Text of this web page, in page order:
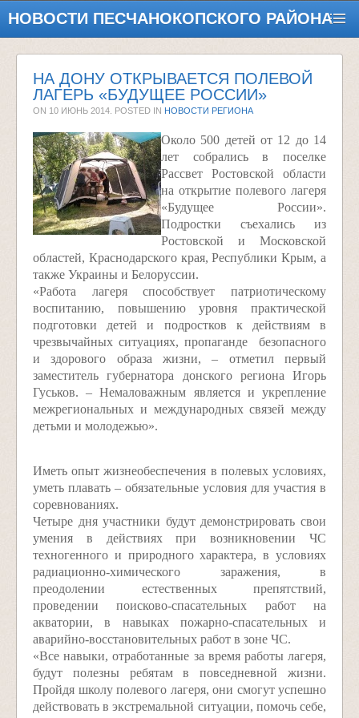
НОВОСТИ ПЕСЧАНОКОПСКОГО РАЙОНА
НА ДОНУ ОТКРЫВАЕТСЯ ПОЛЕВОЙ
ЛАГЕРЬ «БУДУЩЕЕ РОССИИ»
ON 10 ИЮНЬ 2014 . POSTED IN НОВОСТИ РЕГИОНА
Около 500 детей от 12 до 14
лет собрались в поселке
Рассвет Ростовской области
на открытие полевого лагеря
«Будущее России».
Подростки съехались из
Ростовской и Московской
областей, Краснодарского края, Республики Крым, а
также Украины и Белоруссии.
«Работа лагеря способствует патриотическому
воспитанию, повышению уровня практической
подготовки детей и подростков к действиям в
чрезвычайных ситуациях, пропаганде безопасного
и здорового образа жизни, – отметил первый
заместитель губернатора донского региона Игорь
Гуськов. – Немаловажным является и укрепление
межрегиональных и международных связей между
детьми и молодежью».
Иметь опыт жизнеобеспечения в полевых условиях,
уметь плавать – обязательные условия для участия в
соревнованиях.
Четыре дня участники будут демонстрировать свои
умения в действиях при возникновении ЧС
техногенного и природного характера, в условиях
радиационно-химического заражения, в
преодолении естественных препятствий,
проведении поисково-спасательных работ на
акватории, в навыках пожарно-спасательных и
аварийно-восстановительных работ в зоне ЧС.
«Все навыки, отработанные за время работы лагеря,
будут полезны ребятам в повседневной жизни.
Пройдя школу полевого лагеря, они смогут успешно
действовать в экстремальной ситуации, помочь себе,